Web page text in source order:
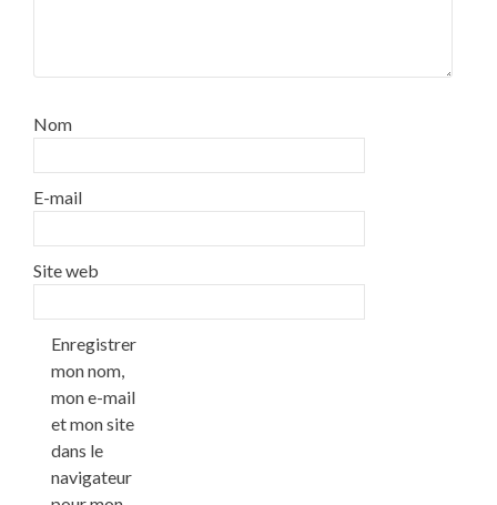
Nom
E-mail
Site web
Enregistrer
mon nom,
mon e-mail
et mon site
dans le
navigateur